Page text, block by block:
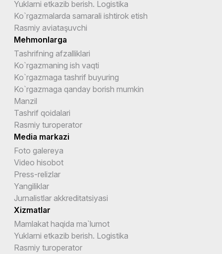
Yuklarni etkazib berish. Logistika
Ko`rgazmalarda samarali ishtirok etish
Rasmiy aviataşuvchi
Mehmonlarga
Tashrifning afzalliklari
Ko`rgazmaning ish vaqti
Ko`rgazmaga tashrif buyuring
Ko`rgazmaga qanday borish mumkin
Manzil
Tashrif qoidalari
Rasmiy turoperator
Media markazi
Foto galereya
Video hisobot
Press-relizlar
Yangiliklar
Jurnalistlar akkreditatsiyasi
Xizmatlar
Mamlakat haqida ma`lumot
Yuklarni etkazib berish. Logistika
Rasmiy turoperator